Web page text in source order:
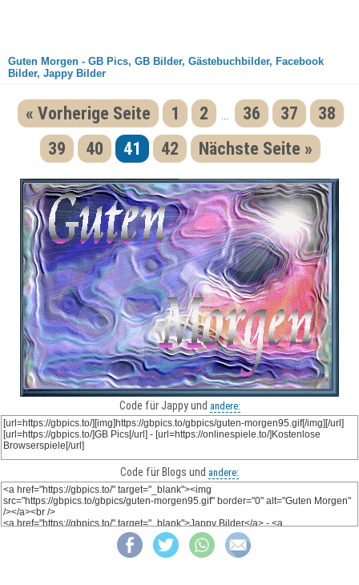
Guten Morgen - GB Pics, GB Bilder, Gästebuchbilder, Facebook
Bilder, Jappy Bilder
« Vorherige Seite 1 2 36 37
38
39
40 41 42 Nächste Seite »
Code für Jappy und andere:
Code für Blogs und andere: